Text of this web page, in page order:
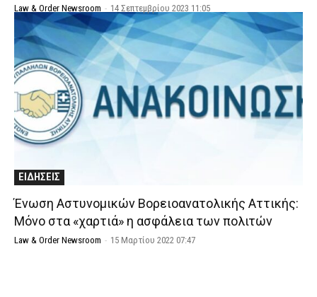
Law & Order Newsroom - 14 Σεπτεμβρίου 2023 11:05
ΕΙΔΗΣΕΙΣ
Ένωση Αστυνομικών Βορειοανατολικής Αττικής:
Μόνο στα «χαρτιά» η ασφάλεια των πολιτών
Law & Order Newsroom - 15 Μαρτίου 2022 07:47